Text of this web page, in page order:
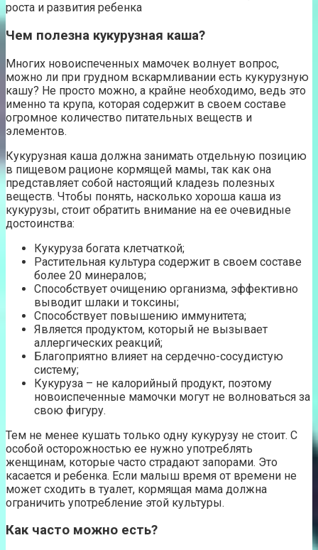
роста и развития ребенка
Чем полезна кукурузная каша?
Многих новоиспеченных мамочек волнует вопрос,
можно ли при грудном вскармливании есть кукурузную
кашу? Не просто можно, а крайне необходимо, ведь это
именно та крупа, которая содержит в своем составе
огромное количество питательных веществ и
элементов.
Кукурузная каша должна занимать отдельную позицию
в пищевом рационе кормящей мамы, так как она
представляет собой настоящий кладезь полезных
веществ. Чтобы понять, насколько хороша каша из
кукурузы, стоит обратить внимание на ее очевидные
достоинства:
Кукуруза богата клетчаткой;
Растительная культура содержит в своем составе
более 20 минералов;
Способствует очищению организма, эффективно
выводит шлаки и токсины;
Способствует повышению иммунитета;
Является продуктом, который не вызывает
аллергических реакций;
Благоприятно влияет на сердечно-сосудистую
систему;
Кукуруза – не калорийный продукт, поэтому
новоиспеченные мамочки могут не волноваться за
свою фигуру.
Тем не менее кушать только одну кукурузу не стоит. С
особой осторожностью ее нужно употреблять
женщинам, которые часто страдают запорами. Это
касается и ребенка. Если малыш время от времени не
может сходить в туалет, кормящая мама должна
ограничить употребление этой культуры.
Как часто можно есть?